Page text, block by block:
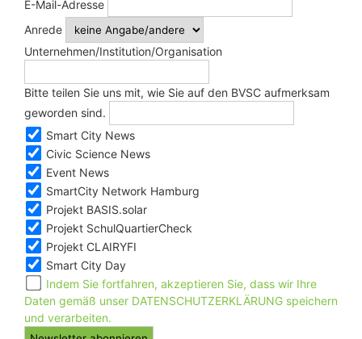
E-Mail-Adresse
Anrede
Unternehmen/Institution/Organisation
Bitte teilen Sie uns mit, wie Sie auf den BVSC aufmerksam
geworden sind.
Smart City News
Civic Science News
Event News
SmartCity Network Hamburg
Projekt BASIS.solar
Projekt SchulQuartierCheck
Projekt CLAIRYFI
Smart City Day
Indem Sie fortfahren, akzeptieren Sie, dass wir Ihre
Daten gemäß unser DATENSCHUTZERKLÄRUNG speichern
und verarbeiten.